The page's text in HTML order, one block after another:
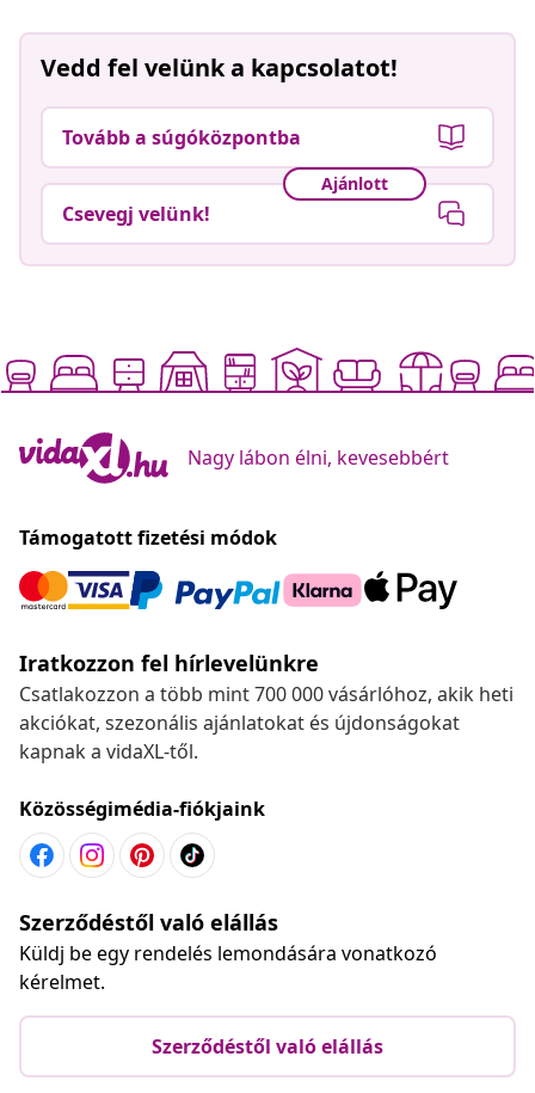
Vedd fel velünk a kapcsolatot!
Tovább a súgóközpontba
Ajánlott
Csevegj velünk!
Nagy lábon élni, kevesebbért
Támogatott fizetési módok
Iratkozzon fel hírlevelünkre
Csatlakozzon a több mint 700 000 vásárlóhoz, akik heti
akciókat, szezonális ajánlatokat és újdonságokat
kapnak a vidaXL-től.
Közösségimédia-fiókjaink
Szerződéstől való elállás
Küldj be egy rendelés lemondására vonatkozó
kérelmet.
Szerződéstől való elállás